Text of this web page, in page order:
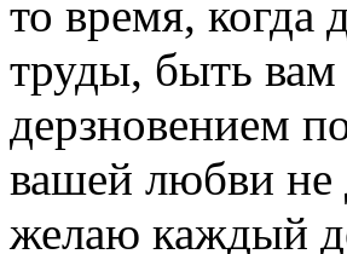
то время, когда
труды, быть вам
дерзновением
вашей любви не
желаю каждый